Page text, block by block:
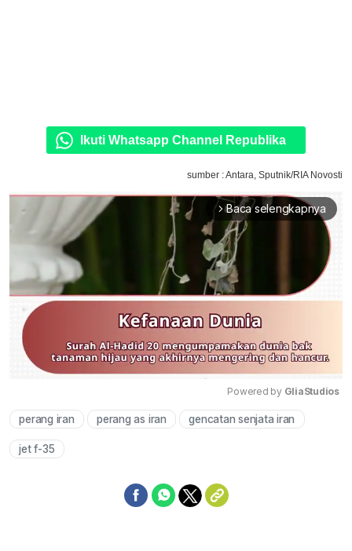
Ikuti Whatsapp Channel Republika
sumber : Antara, Sputnik/RIA Novosti
arrow_forward_ios Baca selengkapnya
Mute
Powered by GliaStudios
perang iran perang as iran gencatan senjata iran
jet f-35